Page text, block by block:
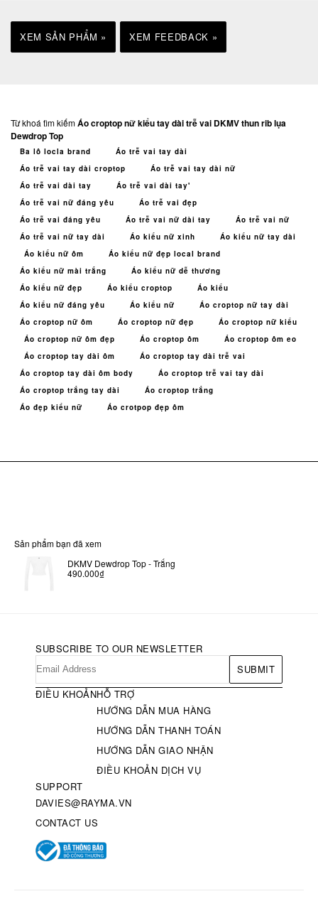
XEM SẢN PHẨM » XEM FEEDBACK »
Từ khoá tìm kiếmÁo croptop nữ kiểu tay dài trễ vai DKMV thun rib lụa
Dewdrop Top
Ba lô locla brand
Áo trễ vai tay dài
Áo trễ vai tay dài croptop
Áo trễ vai tay dài nữ
Áo trễ vai dài tay
Áo trễ vai dài tay'
Áo trễ vai nữ đáng yêu
Áo trễ vai đẹp
Áo trễ vai đáng yêu
Áo trễ vai nữ dài tay
Áo trễ vai nữ
Áo trễ vai nữ tay dài
Áo kiểu nữ xinh
Áo kiểu nữ tay dài
Áo kiểu nữ ôm
Áo kiểu nữ đẹp local brand
Áo kiểu nữ mài trắng
Áo kiểu nữ dễ thương
Áo kiểu nữ đẹp
Áo kiểu croptop
Áo kiểu
Áo kiểu nữ đáng yêu
Áo kiểu nữ
Áo croptop nữ tay dài
Áo croptop nữ ôm
Áo croptop nữ đẹp
Áo croptop nữ kiểu
Áo croptop nữ ôm đẹp
Áo croptop ôm
Áo croptop ôm eo
Áo croptop tay dài ôm
Áo croptop tay dài trễ vai
Áo croptop tay dài ôm body
Áo croptop trễ vai tay dài
Áo croptop trắng tay dài
Áo croptop trắng
Áo đẹp kiểu nữ
Áo crotpop đẹp ôm
Sản phẩm bạn đã xem
DKMV Dewdrop Top - Trắng
490.000₫
SUBSCRIBE TO OUR NEWSLETTER
SUBMIT
ĐIỀU KHOẢNHỖ TRỢ
HƯỚNG DẪN MUA HÀNG
HƯỚNG DẪN THANH TOÁN
HƯỚNG DẪN GIAO NHẬN
ĐIỀU KHOẢN DỊCH VỤ
SUPPORT
DAVIES@RAYMA.VN
CONTACT US